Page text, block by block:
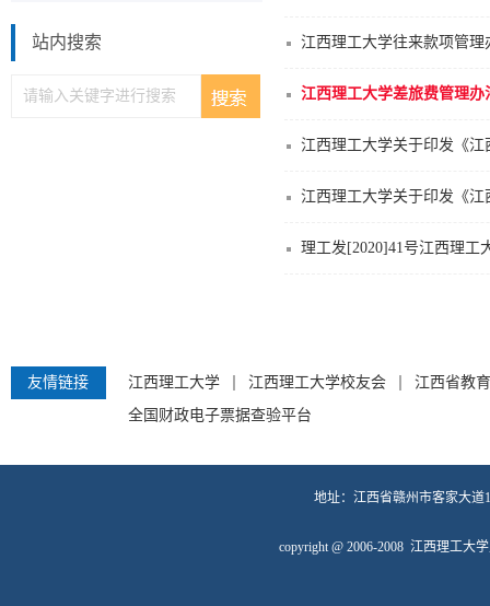
站内搜索 江西理工大学往来款项管理
江西理工大学差旅费管理办
江西理工大学关于印发《
江西理工大学关于印发《
理工发[2020]41号江西理工
友情链接 江西理工大学 江西理工大学校友会
江西省教
全国财政电子票据查验平台
地址：江西省赣州市客家大
copyright @ 2006-2008 江西理工大